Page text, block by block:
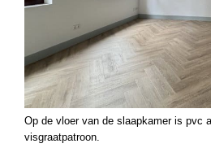
Op de vloer van de slaapkamer is pvc
visgraatpatroon.